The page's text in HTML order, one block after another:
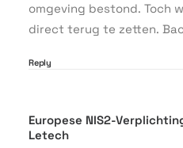
omgeving bestond. Toch
direct terug te zetten.
Reply
Europese NIS2-
Letech